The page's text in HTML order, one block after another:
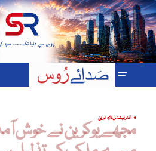
انٹرنیشنلتازہ ترین
مجھے یوکرین نے خوش